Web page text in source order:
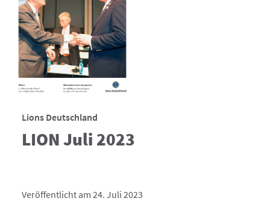
Lions Deutschland
LION Juli 2023
Veröffentlicht am 24. Juli 2023